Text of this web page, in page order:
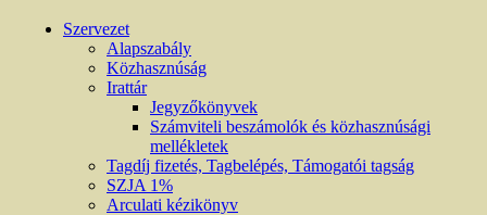
Szervezet
Alapszabály
Közhasznúság
Irattár
Jegyzőkönyvek
Számviteli beszámolók és közhasznúsági
mellékletek
Tagdíj fizetés, Tagbelépés, Támogatói tagság
SZJA 1%
Arculati kézikönyv